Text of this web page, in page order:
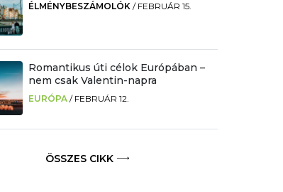
ÉLMÉNYBESZÁMOLÓK / FEBRUÁR 15.
Romantikus úti célok Európában –
nem csak Valentin-napra
EURÓPA / FEBRUÁR 12.
ÖSSZES CIKK